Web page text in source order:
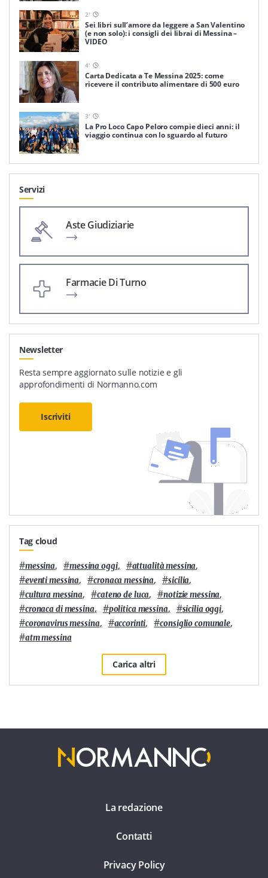
2'
Sei libri sull’amore da leggere a San Valentino
(e non solo): i consigli dei librai di Messina –
VIDEO
4'
Carta Dedicata a Te Messina 2025: come
ricevere il contributo alimentare di 500 euro
3'
La Pro Loco Capo Peloro compie dieci anni: il
viaggio continua con lo sguardo al futuro
Servizi
Aste Giudiziarie
Farmacie Di Turno
Newsletter
Resta sempre aggiornato sulle notizie e gli
approfondimenti di Normanno.com
Iscriviti
Tag cloud
#messina, #messina oggi, #attualità messina,
#eventi messina, #cronaca messina, #sicilia,
#cultura messina, #cateno de luca, #notizie messina,
#cronaca di messina, #politica messina, #sicilia oggi,
#coronavirus messina, #accorinti, #consiglio comunale,
#atm messina
Carica altri
La redazione
Contatti
Privacy Policy